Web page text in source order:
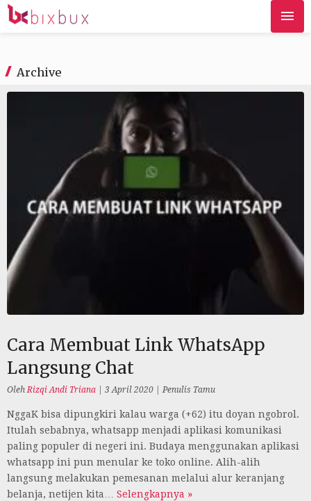
Archive
Cara Membuat Link WhatsApp
Langsung Chat
OlehRizqi Andi Triana 3 April 2020 Penulis Tamu
NggaK bisa dipungkiri kalau warga (+62) itu doyan ngobrol.
Itulah sebabnya, whatsapp menjadi aplikasi komunikasi
paling populer di negeri ini. Budaya menggunakan aplikasi
whatsapp ini pun menular ke toko online. Alih-alih
langsung melakukan pemesanan melalui alur keranjang
belanja, netijen kita… Selengkapnya »